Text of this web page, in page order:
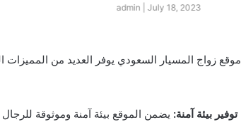
admin| July 18, 2023
موقع زواج المسيار السعودي يوفر العديد من المميزات
• توفير بيئة آمنة: يضمن الموقع بيئة آمنة وموثوقة